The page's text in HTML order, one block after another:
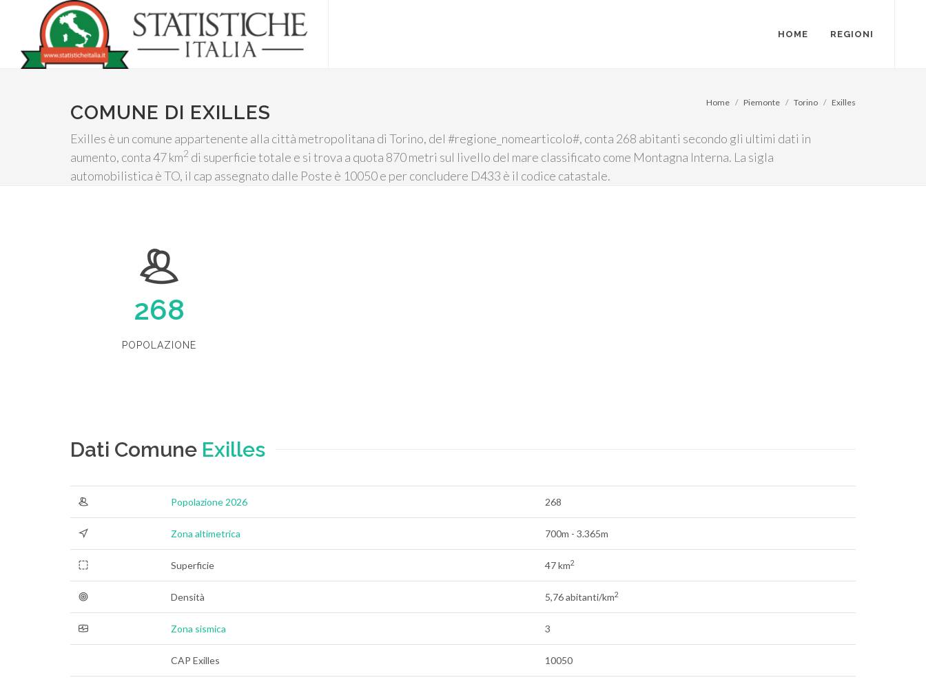
HOME REGIONI
COMUNE DI EXILLES
Exilles è un comune appartenente alla città metropolitana di Torino, del #regione_nomearticolo#, conta 268 abitanti secondo gli ultimi dati in
aumento, conta 47 km2 di superficie totale e si trova a quota 870 metri sul livello del mare classificato come Montagna Interna. La sigla
automobilistica è TO, il cap assegnato dalle Poste è 10050 e per concludere D433 è il codice catastale.
Home Piemonte Torino Exilles
268
POPOLAZIONE
Dati Comune Exilles
Popolazione 2026 268
Zona altimetrica 700m - 3.365m
Superficie 47 km2
Densità 5,76 abitanti/km2
Zona sismica 3
CAP Exilles 10050